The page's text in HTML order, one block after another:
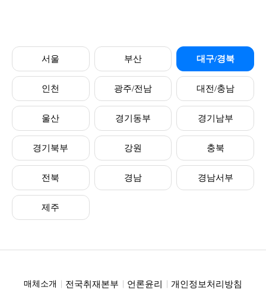
서울 부산 대구/경북
인천 광주/전남 대전/충남
울산 경기동부 경기남부
경기북부 강원 충북
전북 경남 경남서부
제주
매체소개 전국취재본부 언론윤리 개인정보처리방침